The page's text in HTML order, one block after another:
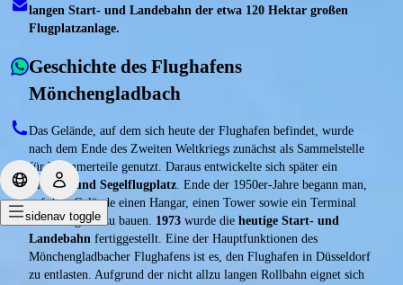
sidenav toggle
langen Start- und Landebahn der etwa 120 Hektar großen
Flugplatzanlage.
Geschichte des Flughafens
Mönchengladbach
Das Gelände, auf dem sich heute der Flughafen befindet, wurde
nach dem Ende des Zweiten Weltkriegs zunächst als Sammelstelle
für Trümmerteile genutzt. Daraus entwickelte sich später ein
Modell- und Segelflugplatz. Ende der 1950er-Jahre begann man,
auf dem Gelände einen Hangar, einen Tower sowie ein Terminal
für Passagiere zu bauen. 1973 wurde die heutige Start- und
Landebahn fertiggestellt. Eine der Hauptfunktionen des
Mönchengladbacher Flughafens ist es, den Flughafen in Düsseldorf
zu entlasten. Aufgrund der nicht allzu langen Rollbahn eignet sich